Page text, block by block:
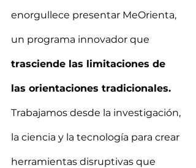
enorgullece presentar MeOrienta,
un programa innovador que
trasciende las limitaciones de
las orientaciones tradicionales.
Trabajamos desde la investigación,
la ciencia y la tecnología para crear
herramientas disruptivas que